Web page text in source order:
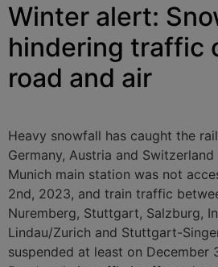
Winter alert:
hindering traffic
road and air
Heavy snowfall has caught the
Germany, Austria and Switzerland
Munich main station was not
2nd, 2023, and train traffic
Nuremberg, Stuttgart, Salzburg,
Lindau/Zurich and Stuttgart-
suspended at least on December